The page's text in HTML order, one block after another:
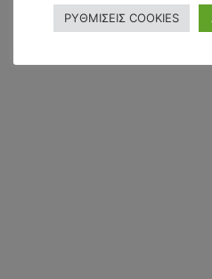
ΡΥΘΜΙΣΕΙΣ COOKIES